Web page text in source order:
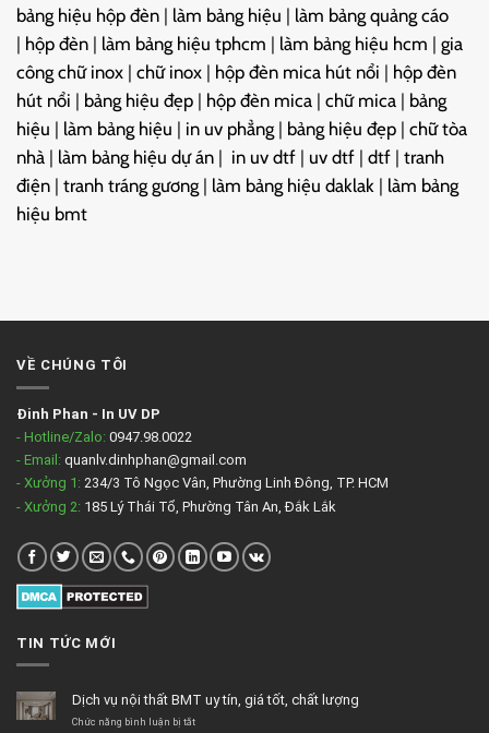
bảng hiệu hộp đèn | làm bảng hiệu | làm bảng quảng cáo
| hộp đèn | làm bảng hiệu tphcm | làm bảng hiệu hcm | gia
công chữ inox | chữ inox | hộp đèn mica hút nổi | hộp đèn
hút nổi | bảng hiệu đẹp | hộp đèn mica | chữ mica | bảng
hiệu | làm bảng hiệu | in uv phẳng | bảng hiệu đẹp | chữ tòa
nhà | làm bảng hiệu dự án | in uv dtf | uv dtf | dtf | tranh
điện | tranh tráng gương | làm bảng hiệu daklak | làm bảng
hiệu bmt
VỀ CHÚNG TÔI
Đinh Phan - In UV DP
- Hotline/Zalo: 0947.98.0022
- Email: quanlv.dinhphan@gmail.com
- Xưởng 1: 234/3 Tô Ngọc Vân, Phường Linh Đông, TP. HCM
- Xưởng 2: 185 Lý Thái Tổ, Phường Tân An, Đắk Lắk
TIN TỨC MỚI
Dịch vụ nội thất BMT uy tín, giá tốt, chất lượng
Chức năng bình luận bị tắtở